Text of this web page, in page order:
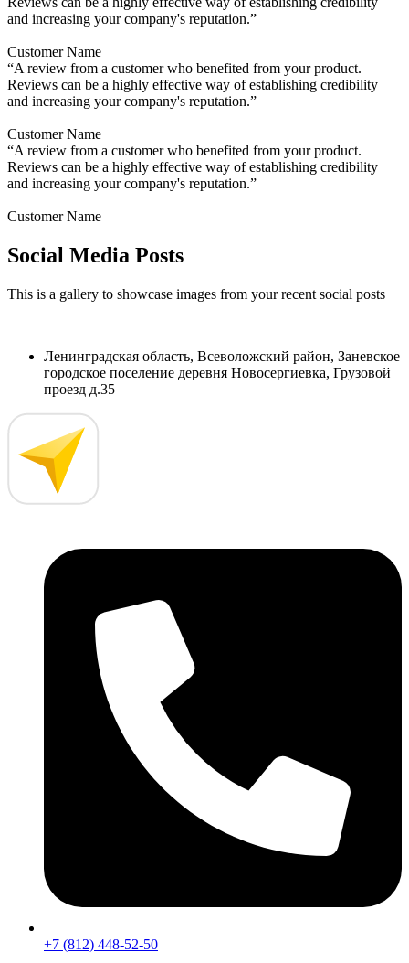
and increasing your company's reputation.”
Customer Name
“A review from a customer who benefited from your product.
Reviews can be a highly effective way of establishing credibility
and increasing your company's reputation.”
Customer Name
“A review from a customer who benefited from your product.
Reviews can be a highly effective way of establishing credibility
and increasing your company's reputation.”
Customer Name
Social Media Posts
This is a gallery to showcase images from your recent social posts
Ленинградская область, Всеволожский район, Заневское
городское поселение деревня Новосергиевка, Грузовой
проезд д.35
+7 (812) 448-52-50